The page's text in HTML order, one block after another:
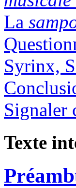
La
Signaler
Texte